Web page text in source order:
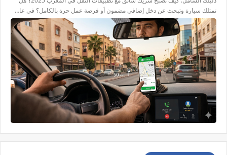
تمتلك سيارة وتبحث عن دخل إضافي مضمون أو فرصة عمل حرة بالكامل؟ في عا…